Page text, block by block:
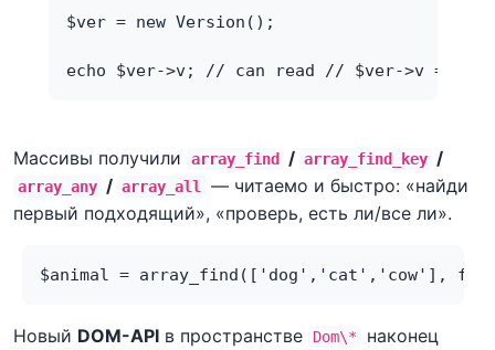
$ver = new Version();
echo $ver->v; // can read // $ver->v =
Массивы получили array_find / array_find_key /
array_any / array_all
— читаемо и быстро: «найди
первый подходящий», «проверь, есть ли/все ли».
$animal = array_find(['dog','cat','cow'],
Новый DOM-API в пространстве Dom\* наконец